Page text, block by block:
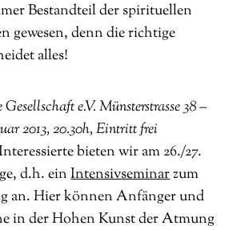
Bestandteil der spirituellen
gewesen, denn die richtige
alles!
e.V. Münsterstrasse 38 –
2013, 20.30h, Eintritt frei
bieten wir am 26./27.
d.h. einIntensivseminarzum
an. Hier können Anfänger und
in der Hohen Kunst der Atmung